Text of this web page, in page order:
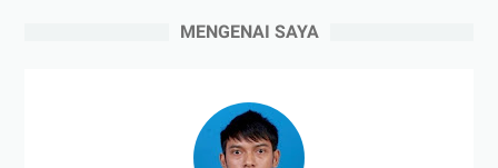
MENGENAI SAYA